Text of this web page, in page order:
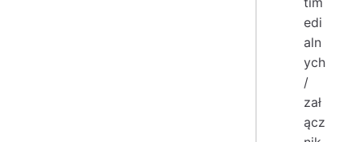
edi
aln
ych
/
zał
ącz